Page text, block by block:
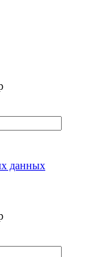
данных